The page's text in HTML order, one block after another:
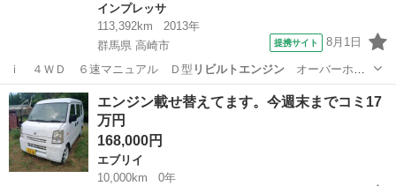
インプレッサ
113,392km
2013年
群馬県 高崎市
提携サイト 8月1日
ｉ ４ＷＤ ６速マニュアル Ｄ型 リビルトエンジンオーバーホー
ル済エンジン １オ…
群馬 高崎市 インプレッサ
エンジン載せ替えてます。今週末までコミ17
万円
168,000円
エブリイ
10,000km
0年